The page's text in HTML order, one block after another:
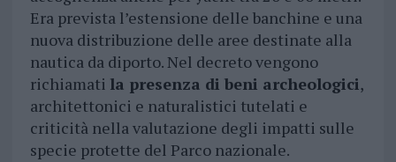
Era prevista l’estensione delle banchine e una
nuova distribuzione delle aree destinate alla
nautica da diporto. Nel decreto vengono
richiamati la presenza di beni archeologici,
architettonici e naturalistici tutelati e
criticità nella valutazione degli impatti sulle
specie protette del Parco nazionale.